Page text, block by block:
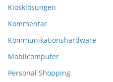
Kiosklösungen
Kommentar
Kommunikationshardware
Mobilcomputer
Personal Shopping